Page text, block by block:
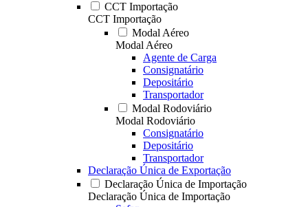
CCT Importação
CCT Importação
Modal Aéreo
Modal Aéreo
Agente de Carga
Consignatário
Depositário
Transportador
Modal Rodoviário
Modal Rodoviário
Consignatário
Depositário
Transportador
Declaração Única de Exportação
Declaração Única de Importação
Declaração Única de Importação